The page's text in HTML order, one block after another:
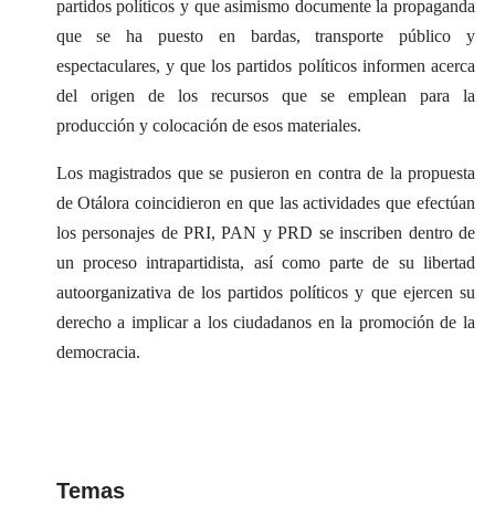
partidos políticos y que asimismo documente la propaganda
que se ha puesto en bardas, transporte público y
espectaculares, y que los partidos políticos informen acerca
del origen de los recursos que se emplean para la
producción y colocación de esos materiales.
Los magistrados que se pusieron en contra de la propuesta
de Otálora coincidieron en que las actividades que efectúan
los personajes de PRI, PAN y PRD se inscriben dentro de
un proceso intrapartidista, así como parte de su libertad
autoorganizativa de los partidos políticos y que ejercen su
derecho a implicar a los ciudadanos en la promoción de la
democracia.
Temas